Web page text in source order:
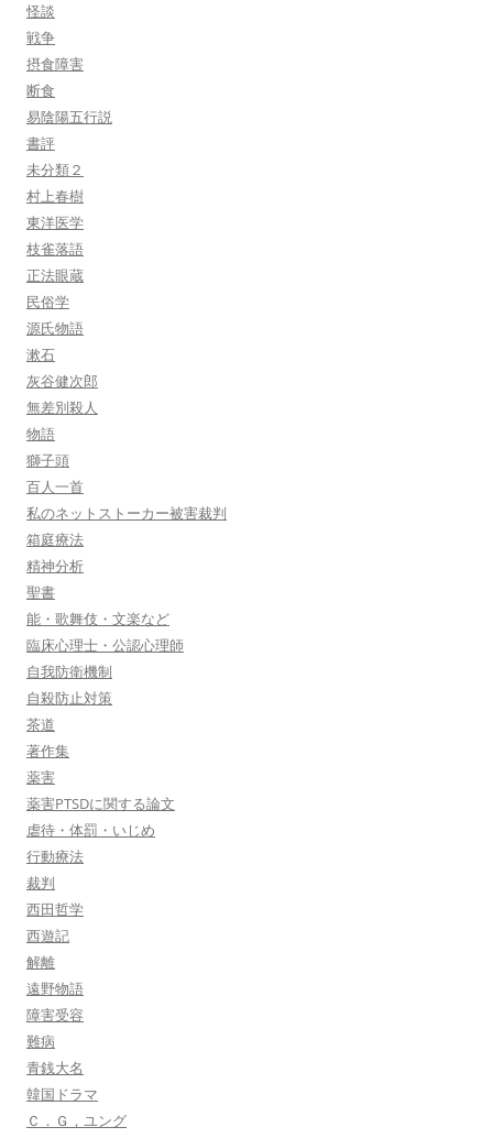
怪談
戦争
摂食障害
断食
易陰陽五行説
書評
未分類２
村上春樹
東洋医学
枝雀落語
正法眼蔵
民俗学
源氏物語
漱石
灰谷健次郎
無差別殺人
物語
獅子頭
百人一首
私のネットストーカー被害裁判
箱庭療法
精神分析
聖書
能・歌舞伎・文楽など
臨床心理士・公認心理師
自我防衛機制
自殺防止対策
茶道
著作集
薬害
薬害PTSDに関する論文
虐待・体罰・いじめ
行動療法
裁判
西田哲学
西遊記
解離
遠野物語
障害受容
難病
青銭大名
韓国ドラマ
Ｃ．Ｇ，ユング